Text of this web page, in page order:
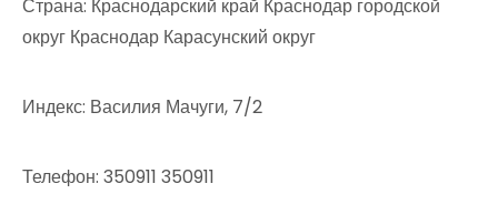
Страна: Краснодарский край Краснодар городской
округ Краснодар Карасунский округ
Индекс: Василия Мачуги, 7/2
Телефон: 350911 350911